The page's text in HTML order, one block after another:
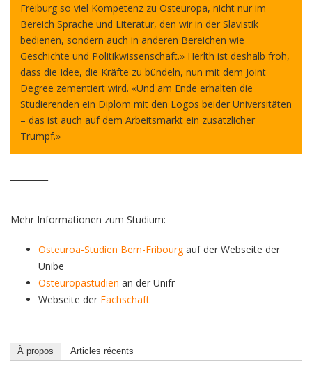
Freiburg so viel Kompetenz zu Osteuropa, nicht nur im
Bereich Sprache und Literatur, den wir in der Slavistik
bedienen, sondern auch in anderen Bereichen wie
Geschichte und Politikwissenschaft.» Herlth ist deshalb froh,
dass die Idee, die Kräfte zu bündeln, nun mit dem Joint
Degree zementiert wird. «Und am Ende erhalten die
Studierenden ein Diplom mit den Logos beider Universitäten
­– das ist auch auf dem Arbeitsmarkt ein zusätzlicher
Trumpf.»
Mehr Informationen zum Studium:
Osteuroa-Studien Bern-Fribourgauf der Webseite der
Unibe
Osteuropastudien an der Unifr
Webseite der Fachschaft
À propos Articles récents